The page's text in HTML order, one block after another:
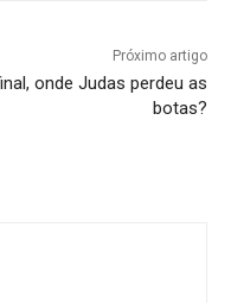
Próximo artigo
onde Judas perdeu as
botas?